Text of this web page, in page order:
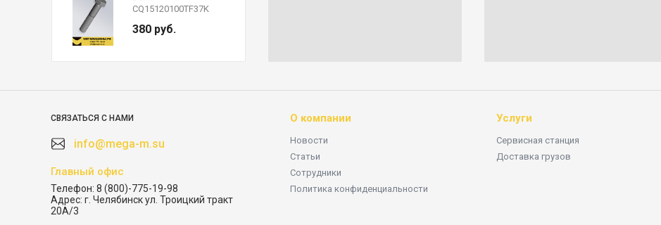
CQ15120100TF37K
реактивной FAW J7
380 руб.
СВЯЗАТЬСЯ С НАМИ
info@mega-m.su
Главный офис
Телефон: 8 (800)-775-19-98
Адрес: г. Челябинск ул. Троицкий тракт
20А/3
О компании
Новости
Статьи
Сотрудники
Политика конфиденциальности
Услуги
Сервисная станция
Доставка грузов